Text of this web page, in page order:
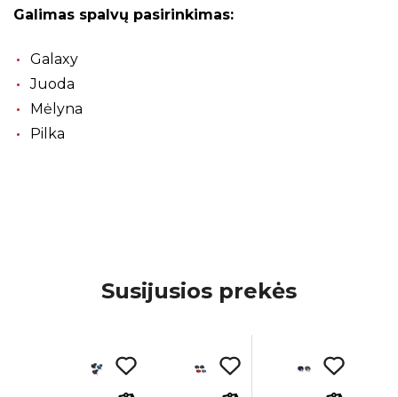
Galimas spalvų pasirinkimas:
Galaxy
Juoda
Mėlyna
Pilka
Susijusios prekės